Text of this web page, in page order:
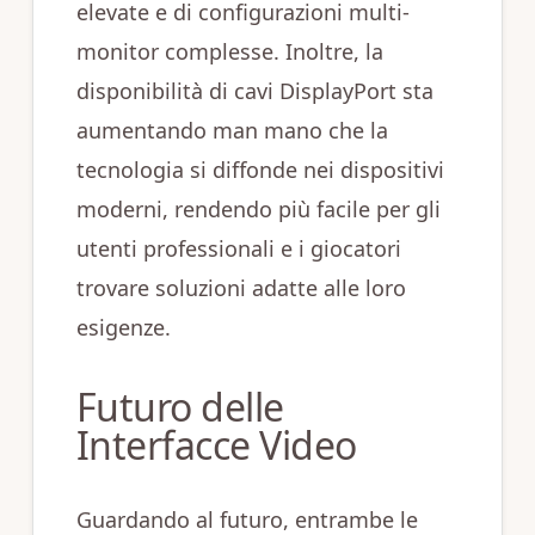
elevate e di configurazioni multi-
monitor complesse. Inoltre, la
disponibilità di cavi DisplayPort sta
aumentando man mano che la
tecnologia si diffonde nei dispositivi
moderni, rendendo più facile per gli
utenti professionali e i giocatori
trovare soluzioni adatte alle loro
esigenze.
Futuro delle
Interfacce Video
Guardando al futuro, entrambe le